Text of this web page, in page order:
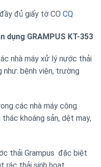
đủ giấy tờ CO CQ
dụng GRAMPUS KT-353
nhà máy xử lý nước thải
bệnh viện, trường
các nhà máy công
khoáng sản, dệt may,
thải Grampus đặc biệt